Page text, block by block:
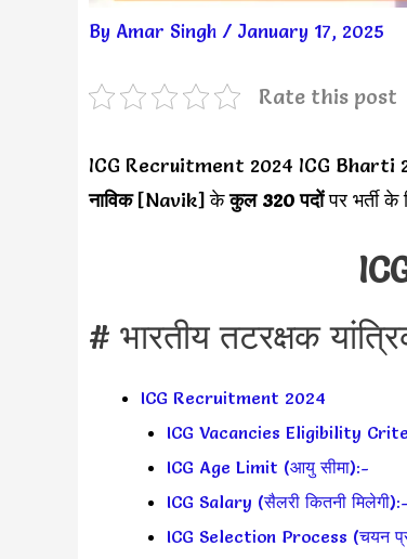
By Amar Singh / January 17, 2025
Rate this post
ICG Recruitment 2024 ICG Bharti
नाविक[Navik] केकुल 320 पदोंपर भर्ती के
# भारतीय तटरक्षक
ICG Recruitment 2024
ICG Vacancies Eligibility
ICG Age Limit (आयु सीमा):-
ICG Salary (सैलरी कितनी मिलेगी):-
ICG Selection Process (चयन